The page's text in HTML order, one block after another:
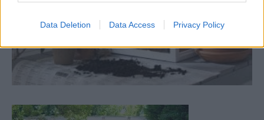
Data Deletion Data Access Privacy Policy